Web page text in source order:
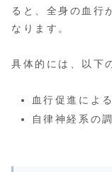
ると、全身の血行
なります。
具体的には、以下
血行促進によ
自律神経系の